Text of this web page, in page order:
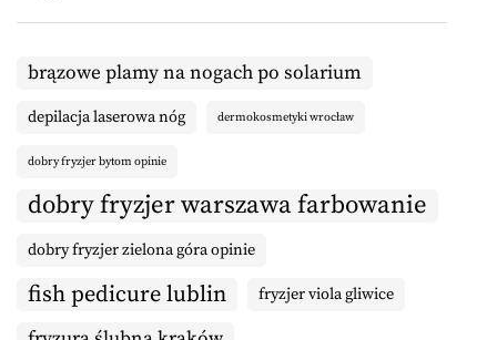
brązowe plamy na nogach po solarium
depilacja laserowa nóg dermokosmetyki wrocław
dobry fryzjer bytom opinie
dobry fryzjer warszawa farbowanie
dobry fryzjer zielona góra opinie
fish pedicure lublin fryzjer viola gliwice